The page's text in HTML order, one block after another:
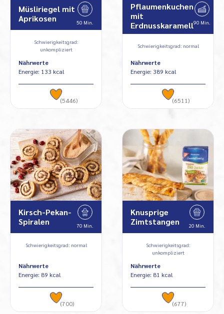
Müsliriegel mit
Aprikosen
50 Min.
Schwierigkeitsgrad:
unkompliziert
Nährwerte
Energie: 133 kcal
(5446)
Pflaumenkuchen
mit
Erdnusskaramell90 Min.
Schwierigkeitsgrad: normal
Nährwerte
Energie: 389 kcal
(6511)
Kirsch-Pekan-
Spiralen
70 Min.
Schwierigkeitsgrad: normal
Nährwerte
Energie: 89 kcal
(700)
Knusprige
Zimtstangen
20 Min.
Schwierigkeitsgrad:
unkompliziert
Nährwerte
Energie: 81 kcal
(677)